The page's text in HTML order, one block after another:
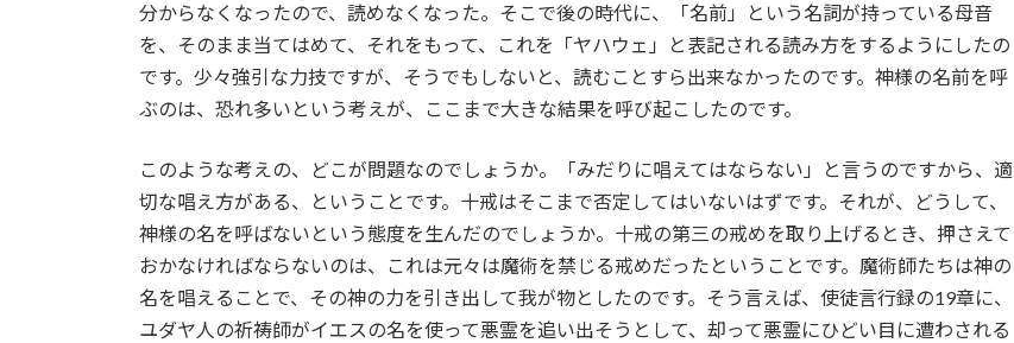
分からなくなったので、読めなくなった。そこで後の時代に、「名前」という名詞が持っている母音
を、そのまま当てはめて、それをもって、これを「ヤハウェ」と表記される読み方をするようにしたの
です。少々強引な力技ですが、そうでもしないと、読むことすら出来なかったのです。神様の名前を呼
ぶのは、恐れ多いという考えが、ここまで大きな結果を呼び起こしたのです。
このような考えの、どこが問題なのでしょうか。「みだりに唱えてはならない」と言うのですから、適
切な唱え方がある、ということです。十戒はそこまで否定してはいないはずです。それが、どうして、
神様の名を呼ばないという態度を生んだのでしょうか。十戒の第三の戒めを取り上げるとき、押さえて
おかなければならないのは、これは元々は魔術を禁じる戒めだったということです。魔術師たちは神の
名を唱えることで、その神の力を引き出して我が物としたのです。そう言えば、使徒言行録の19章に、
ユダヤ人の祈祷師がイエスの名を使って悪霊を追い出そうとして、却って悪霊にひどい目に遭わされる